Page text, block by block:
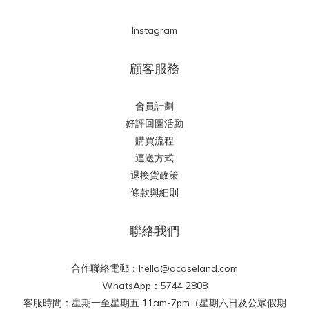
Instagram
顧客服務
會員計劃
好評回圖活動
購買流程
運送方式
退換貨政策
條款與細則
聯絡我們
合作聯絡電郵：hello@acaseland.com
WhatsApp：5744 2808
客服時間：星期一至星期五 11am-7pm（星期六日及公眾假期